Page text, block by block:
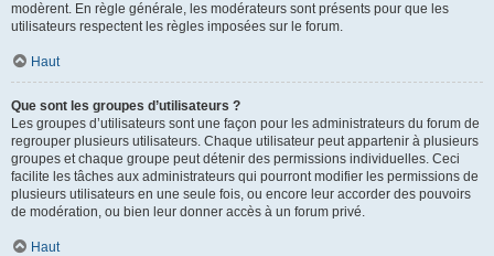
modèrent. En règle générale, les modérateurs sont présents pour que les
utilisateurs respectent les règles imposées sur le forum.
Haut
Que sont les groupes d’utilisateurs ?
Les groupes d’utilisateurs sont une façon pour les administrateurs du forum de
regrouper plusieurs utilisateurs. Chaque utilisateur peut appartenir à plusieurs
groupes et chaque groupe peut détenir des permissions individuelles. Ceci
facilite les tâches aux administrateurs qui pourront modifier les permissions de
plusieurs utilisateurs en une seule fois, ou encore leur accorder des pouvoirs
de modération, ou bien leur donner accès à un forum privé.
Haut